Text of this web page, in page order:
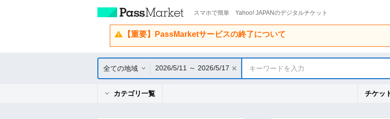
スマホで簡単 Yahoo! JAPANのデジタルチケット
【重要】PassMarketサービスの終了について
全ての地域 2026/5/11 ～ 2026/5/17 キーワードを入力
カテゴリ一覧 チケッ